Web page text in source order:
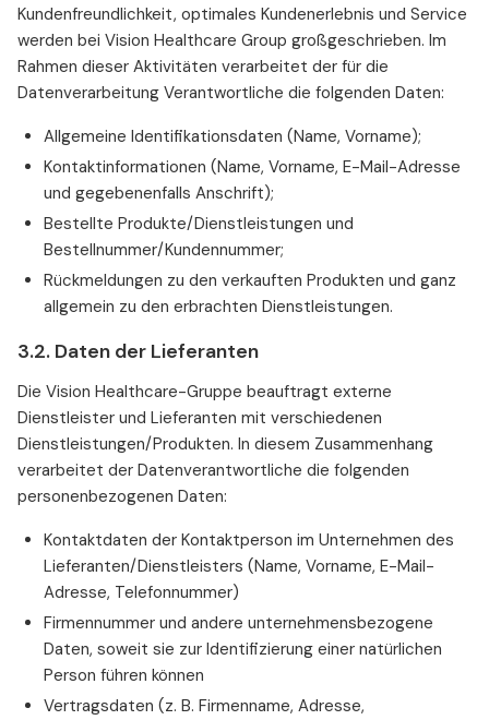
Kundenfreundlichkeit, optimales Kundenerlebnis und Service
werden bei Vision Healthcare Group großgeschrieben. Im
Rahmen dieser Aktivitäten verarbeitet der für die
Datenverarbeitung Verantwortliche die folgenden Daten:
Allgemeine Identifikationsdaten (Name, Vorname);
Kontaktinformationen (Name, Vorname, E-Mail-Adresse
und gegebenenfalls Anschrift);
Bestellte Produkte/Dienstleistungen und
Bestellnummer/Kundennummer;
Rückmeldungen zu den verkauften Produkten und ganz
allgemein zu den erbrachten Dienstleistungen.
3.2. Daten der Lieferanten
Die Vision Healthcare-Gruppe beauftragt externe
Dienstleister und Lieferanten mit verschiedenen
Dienstleistungen/Produkten. In diesem Zusammenhang
verarbeitet der Datenverantwortliche die folgenden
personenbezogenen Daten:
Kontaktdaten der Kontaktperson im Unternehmen des
Lieferanten/Dienstleisters (Name, Vorname, E-Mail-
Adresse, Telefonnummer)
Firmennummer und andere unternehmensbezogene
Daten, soweit sie zur Identifizierung einer natürlichen
Person führen können
Vertragsdaten (z. B. Firmenname, Adresse,